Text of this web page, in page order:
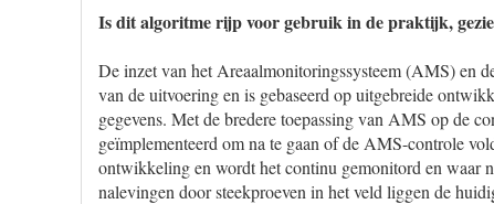
Is dit algoritme rijp voor gebruik in de praktijk,
De inzet van het Areaalmonitoringssysteem (AMS) en
van de uitvoering en is gebaseerd op uitgebreide
gegevens. Met de bredere toepassing van AMS op de
geïmplementeerd om na te gaan of de AMS-controle
ontwikkeling en wordt het continu gemonitord en waar
nalevingen door steekproeven in het veld liggen de